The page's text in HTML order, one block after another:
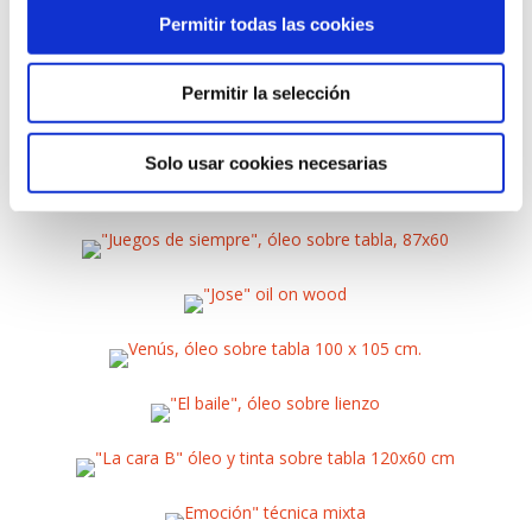
Permitir todas las cookies
Permitir la selección
Solo usar cookies necesarias